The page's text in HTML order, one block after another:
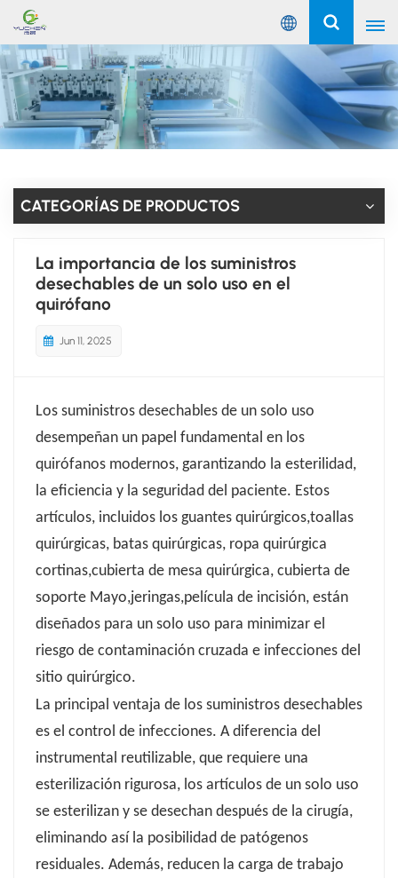
Español
English
Русский
Español
عربي
CATEGORÍAS DE PRODUCTOS
La importancia de los suministros
desechables de un solo uso en el
quirófano
Jun 11, 2025
Los suministros desechables de un solo uso
desempeñan un papel fundamental en los
quirófanos modernos, garantizando la esterilidad,
la eficiencia y la seguridad del paciente. Estos
artículos, incluidos los guantes quirúrgicos,toallas
quirúrgicas, batas quirúrgicas, ropa quirúrgica
cortinas,cubierta de mesa quirúrgica, cubierta de
soporte Mayo,jeringas,película de incisión, están
diseñados para un solo uso para minimizar el
riesgo de contaminación cruzada e infecciones del
sitio quirúrgico.
La principal ventaja de los suministros desechables
es el control de infecciones. A diferencia del
instrumental reutilizable, que requiere una
esterilización rigurosa, los artículos de un solo uso
se esterilizan y se desechan después de la cirugía,
eliminando así la posibilidad de patógenos
residuales. Además, reducen la carga de trabajo